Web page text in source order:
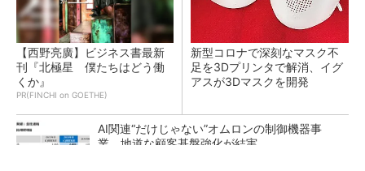
【西野亮廣】ビジネス書最新
刊『北極星 僕たちはどう働
くか』
PR(FINCHI on GOETHE)
新型コロナで深刻なマスク不
足を3Dプリンタで解消、イグ
アスが3Dマスクを開発
AI関連“だけじゃない”オムロンの制御機器事
業、地道な顧客基盤強化が結実